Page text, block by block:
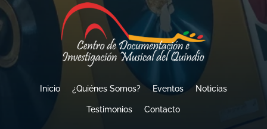
Inicio ¿Quiénes Somos? Eventos Noticias
Testimonios Contacto